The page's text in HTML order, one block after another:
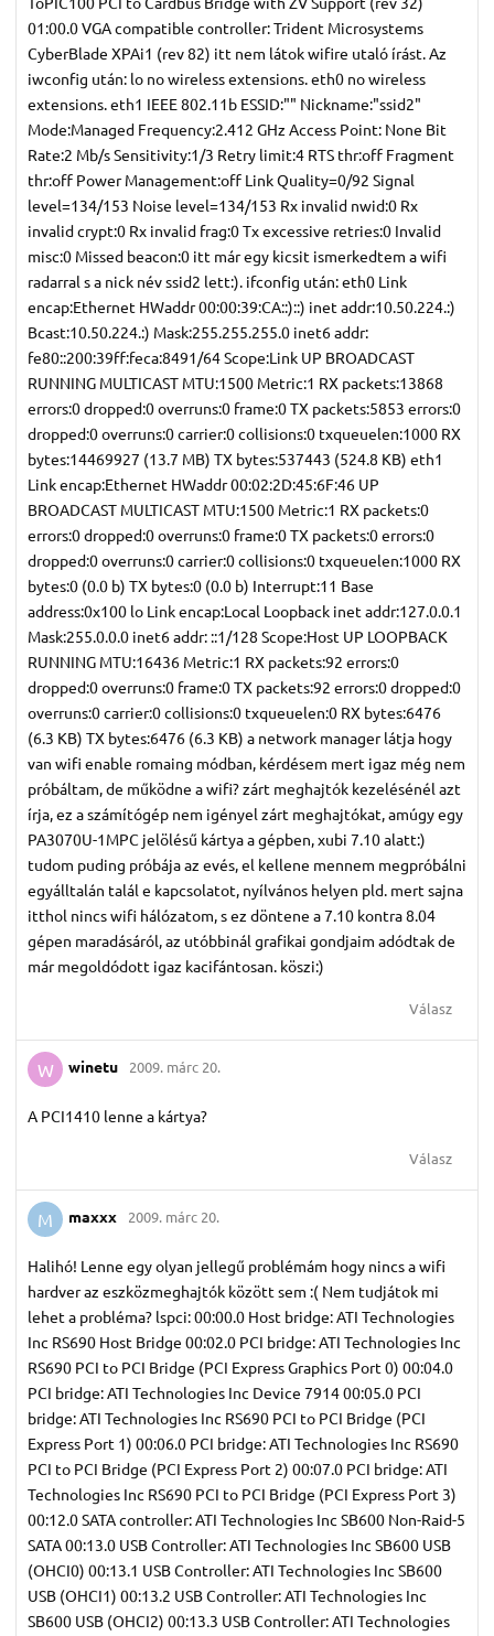
01:00.0 VGA compatible controller: Trident Microsystems
CyberBlade XPAi1 (rev 82) itt nem látok wifire utaló írást. Az
iwconfig után: lo no wireless extensions. eth0 no wireless
extensions. eth1 IEEE 802.11b ESSID:"" Nickname:"ssid2"
Mode:Managed Frequency:2.412 GHz Access Point: None Bit
Rate:2 Mb/s Sensitivity:1/3 Retry limit:4 RTS thr:off Fragment
thr:off Power Management:off Link Quality=0/92 Signal
level=134/153 Noise level=134/153 Rx invalid nwid:0 Rx
invalid crypt:0 Rx invalid frag:0 Tx excessive retries:0 Invalid
misc:0 Missed beacon:0 itt már egy kicsit ismerkedtem a wifi
radarral s a nick név ssid2 lett:). ifconfig után: eth0 Link
encap:Ethernet HWaddr 00:00:39:CA::)::) inet addr:10.50.224.:)
Bcast:10.50.224.:) Mask:255.255.255.0 inet6 addr:
fe80::200:39ff:feca:8491/64 Scope:Link UP BROADCAST
RUNNING MULTICAST MTU:1500 Metric:1 RX packets:13868
errors:0 dropped:0 overruns:0 frame:0 TX packets:5853 errors:0
dropped:0 overruns:0 carrier:0 collisions:0 txqueuelen:1000 RX
bytes:14469927 (13.7 MB) TX bytes:537443 (524.8 KB) eth1
Link encap:Ethernet HWaddr 00:02:2D:45:6F:46 UP
BROADCAST MULTICAST MTU:1500 Metric:1 RX packets:0
errors:0 dropped:0 overruns:0 frame:0 TX packets:0 errors:0
dropped:0 overruns:0 carrier:0 collisions:0 txqueuelen:1000 RX
bytes:0 (0.0 b) TX bytes:0 (0.0 b) Interrupt:11 Base
address:0x100 lo Link encap:Local Loopback inet addr:127.0.0.1
Mask:255.0.0.0 inet6 addr: ::1/128 Scope:Host UP LOOPBACK
RUNNING MTU:16436 Metric:1 RX packets:92 errors:0
dropped:0 overruns:0 frame:0 TX packets:92 errors:0 dropped:0
overruns:0 carrier:0 collisions:0 txqueuelen:0 RX bytes:6476
(6.3 KB) TX bytes:6476 (6.3 KB) a network manager látja hogy
van wifi enable romaing módban, kérdésem mert igaz még nem
próbáltam, de működne a wifi? zárt meghajtók kezelésénél azt
írja, ez a számítógép nem igényel zárt meghajtókat, amúgy egy
PA3070U-1MPC jelölésű kártya a gépben, xubi 7.10 alatt:)
tudom puding próbája az evés, el kellene mennem megpróbálni
egyálltalán talál e kapcsolatot, nyílvános helyen pld. mert sajna
itthol nincs wifi hálózatom, s ez döntene a 7.10 kontra 8.04
gépen maradásáról, az utóbbinál grafikai gondjaim adódtak de
már megoldódott igaz kacifántosan. köszi:)
Válasz
W winetu 2009. márc 20.
A PCI1410 lenne a kártya?
Válasz
M maxxx 2009. márc 20.
Halihó! Lenne egy olyan jellegű problémám hogy nincs a wifi
hardver az eszközmeghajtók között sem :( Nem tudjátok mi
lehet a probléma? lspci: 00:00.0 Host bridge: ATI Technologies
Inc RS690 Host Bridge 00:02.0 PCI bridge: ATI Technologies Inc
RS690 PCI to PCI Bridge (PCI Express Graphics Port 0) 00:04.0
PCI bridge: ATI Technologies Inc Device 7914 00:05.0 PCI
bridge: ATI Technologies Inc RS690 PCI to PCI Bridge (PCI
Express Port 1) 00:06.0 PCI bridge: ATI Technologies Inc RS690
PCI to PCI Bridge (PCI Express Port 2) 00:07.0 PCI bridge: ATI
Technologies Inc RS690 PCI to PCI Bridge (PCI Express Port 3)
00:12.0 SATA controller: ATI Technologies Inc SB600 Non-Raid-5
SATA 00:13.0 USB Controller: ATI Technologies Inc SB600 USB
(OHCI0) 00:13.1 USB Controller: ATI Technologies Inc SB600
USB (OHCI1) 00:13.2 USB Controller: ATI Technologies Inc
SB600 USB (OHCI2) 00:13.3 USB Controller: ATI Technologies